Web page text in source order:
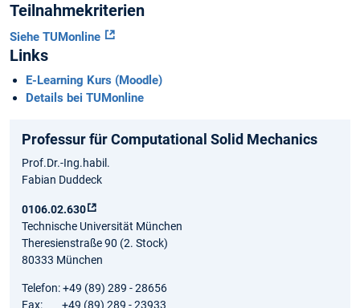
Teilnahmekriterien
Siehe TUMonline
Links
E-Learning Kurs (Moodle)
Details bei TUMonline
Professur für Computational Solid Mechanics
Prof.Dr.-Ing.habil.
Fabian Duddeck
0106.02.630
Technische Universität München
Theresienstraße 90 (2. Stock)
80333 München
Telefon: +49 (89) 289 - 28656
Fax: +49 (89) 289 - 23933